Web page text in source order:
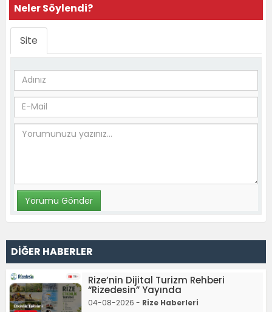
Neler Söylendi?
Site
DİĞER HABERLER
Rize’nin Dijital Turizm Rehberi
“Rizedesin” Yayında
04-08-2026 - Rize Haberleri